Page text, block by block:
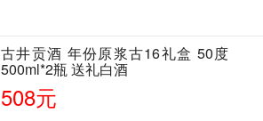
古井贡酒 年份原浆古16礼盒 50度
500ml*2瓶 送礼白酒
508元